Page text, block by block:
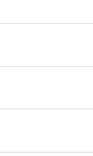
vor Ort noch eine